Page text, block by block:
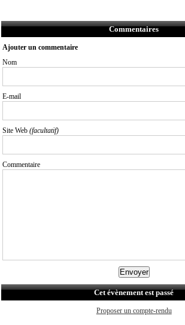
Commentaires
Ajouter un commentaire
Nom
E-mail
Site Web (facultatif)
Commentaire
Cet évènement est passé
Proposer un compte-rendu